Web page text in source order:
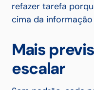
refazer tarefa
cima da
Mais
escalar